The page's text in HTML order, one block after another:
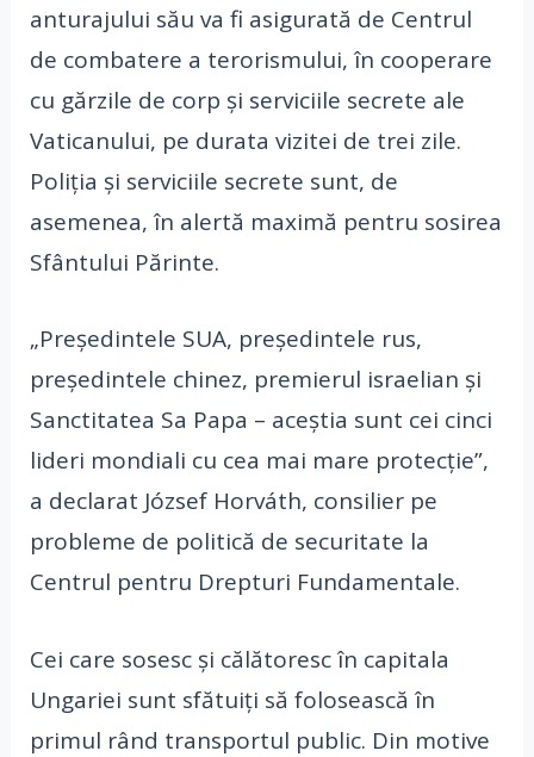
anturajului său va fi asigurată de Centrul
de combatere a terorismului, în cooperare
cu gărzile de corp şi serviciile secrete ale
Vaticanului, pe durata vizitei de trei zile.
Poliţia şi serviciile secrete sunt, de
asemenea, în alertă maximă pentru sosirea
Sfântului Părinte.
„Preşedintele SUA, preşedintele rus,
preşedintele chinez, premierul israelian şi
Sanctitatea Sa Papa – aceştia sunt cei cinci
lideri mondiali cu cea mai mare protecţie”,
a declarat József Horváth, consilier pe
probleme de politică de securitate la
Centrul pentru Drepturi Fundamentale.
Cei care sosesc şi călătoresc în capitala
Ungariei sunt sfătuiţi să folosească în
primul rând transportul public. Din motive